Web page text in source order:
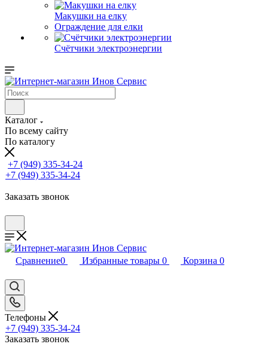
Макушки на елку
Ограждение для елки
Счётчики электроэнергии
Каталог
По всему сайту
По каталогу
+7 (949) 335-34-24
+7 (949) 335-34-24
Заказать звонок
Сравнение0 Избранные товары 0 Корзина 0
Телефоны
+7 (949) 335-34-24
Заказать звонок